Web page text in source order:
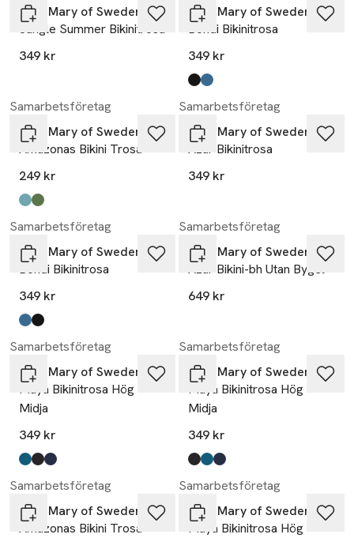
Miss Mary of Sweden
Jungle Summer Bikinitrosa
349 kr
Miss Mary of Sweden
Bondi Bikinitrosa
349 kr
Produkten finns i färgerna:
svart
navy blå
Samarbetsföretag
Miss Mary of Sweden
Amazonas Bikini Trosa
249 kr
Produkten finns i färgerna:
multicolour
brun,
Samarbetsföretag
Miss Mary of Sweden
Azur Bikinitrosa
349 kr
Samarbetsföretag
Miss Mary of Sweden
Bondi Bikinitrosa
349 kr
Produkten finns i färgerna:
navy blå
svart
Samarbetsföretag
Miss Mary of Sweden
Azur Bikini-bh Utan Bygel
649 kr
Samarbetsföretag
Miss Mary of Sweden
Maya Bikinitrosa Hög
Midja
349 kr
Produkten finns i färgerna:
petrol,
svart,
marinblå
Samarbetsföretag
Miss Mary of Sweden
Maya Bikinitrosa Hög
Midja
349 kr
Produkten finns i färgerna:
svart,
petrol,
marinblå
Samarbetsföretag
Miss Mary of Sweden
Amazonas Bikini Trosa
Samarbetsföretag
Miss Mary of Sweden
Maya Bikinitrosa Hög